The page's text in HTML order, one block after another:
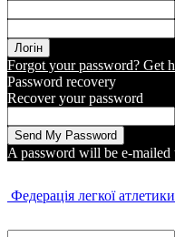
Forgot your password? Get
Password recovery
Recover your password
A password will be e-mailed
Федерація легкої